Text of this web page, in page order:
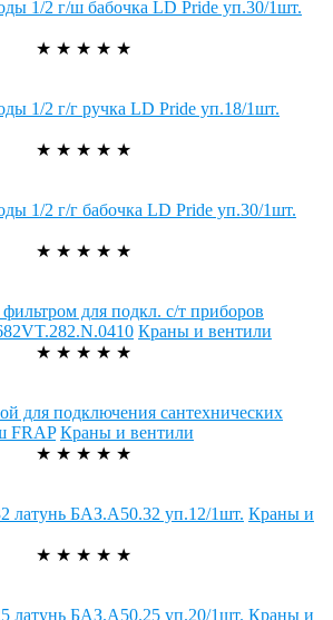
1/2 г/ш бабочка LD Pride уп.30/1шт.
★ ★ ★ ★ ★
1/2 г/г ручка LD Pride уп.18/1шт.
★ ★ ★ ★ ★
1/2 г/г бабочка LD Pride уп.30/1шт.
★ ★ ★ ★ ★
для подкл. с/т приборов
Краны и вентили
★ ★ ★ ★ ★
для подключения сантехнических
FRAP Краны и вентили
★ ★ ★ ★ ★
латунь БАЗ.А50.32 уп.12/1шт. Краны и
★ ★ ★ ★ ★
латунь БАЗ.А50.25 уп.20/1шт. Краны и